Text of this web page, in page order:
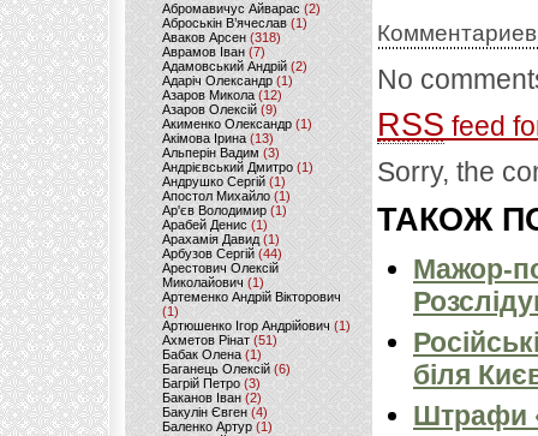
Абромавичус Айварас (2)
Аброськін В’ячеслав(1)
Аваков Арсен (318)
Аврамов Іван (7)
Адамовський Андрій(2)
Адаріч Олександр (1)
Азаров Микола (12)
Азаров Олексій (9)
Акименко Олександр(1)
Акімова Ірина(13)
Альперін Вадим (3)
Андрієвський Дмитро(1)
Андрушко Сергій(1)
Апостол Михайло(1)
Ар'єв Володимир (1)
Арабей Денис(1)
Арахамія Давид (1)
Арбузов Сергій (44)
Арестович Олексій
Миколайович(1)
Артеменко Андрій Вікторович
(1)
Артюшенко Ігор Андрійович(1)
Ахметов Рінат(51)
Бабак Олена(1)
Баганець Олексій(6)
Багрій Петро (3)
Баканов Іван(2)
Бакулін Євген (4)
Баленко Артур(1)
No
RSS feed
Sorry, the
ТАКОЖ
Мажор-
біля
Штрафи